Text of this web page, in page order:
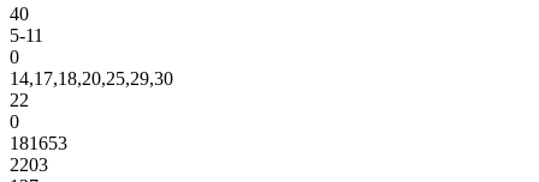
40
5-11
0
14,17,18,20,25,29,30
22
0
181653
2203